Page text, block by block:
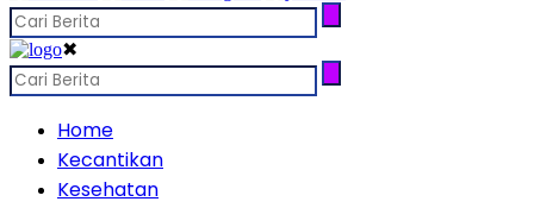
✖
Home
Kecantikan
Kesehatan